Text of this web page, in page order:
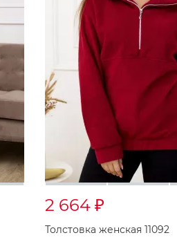
2 664 ₽
Толстовка женская 11092